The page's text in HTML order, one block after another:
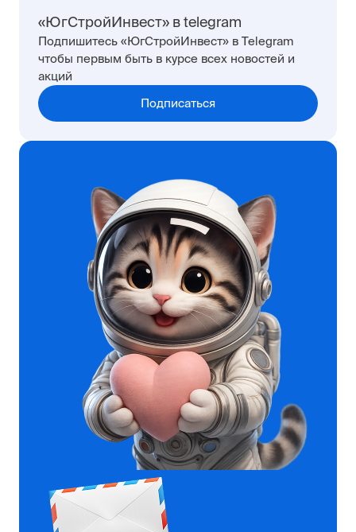
«ЮгСтройИнвест» в telegram
Подпишитесь «ЮгСтройИнвест» в Telegram
чтобы первым быть в курсе всех новостей и
акций
Подписаться